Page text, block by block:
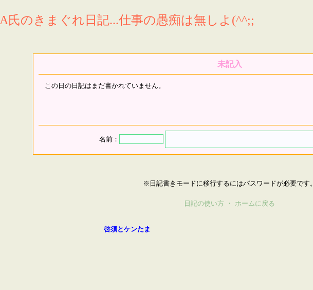
A氏のきまぐれ日記...仕事の愚痴は無しよ(^^;;
未記入
この日の日記はまだ書かれていません。
名前：
※日記書きモードに移行するにはパスワードが必要です。
日記の使い方 ・ ホームに戻る
啓須とケンたま